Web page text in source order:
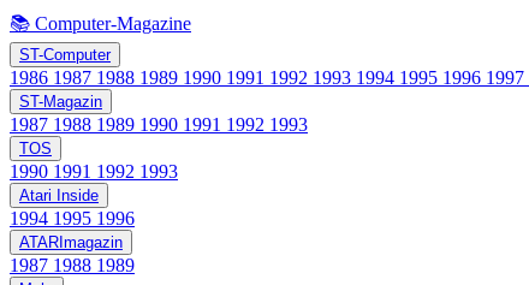
📚 Computer-Magazine
ST-Computer
1986 1987 1988 1989 1990 1991 1992 1993 1994 1995 1996 1997
ST-Magazin
1987 1988 1989 1990 1991 1992 1993
TOS
1990 1991 1992 1993
Atari Inside
1994 1995 1996
ATARImagazin
1987 1988 1989